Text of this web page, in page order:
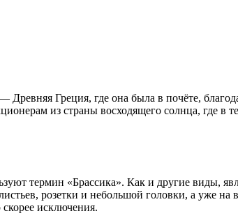
Греция, где она была в почёте,
из страны восходящего солнца, где в
термин «Брассика». Как и другие виды,
розетки и небольшой головки, а уже на
исключения.